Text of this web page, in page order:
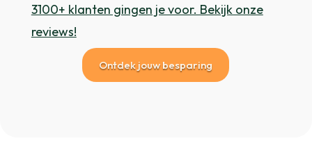
3100+ klanten gingen je voor. Bekijk onze
reviews!
Ontdek jouw besparing